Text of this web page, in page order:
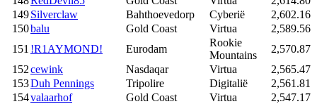
149Silverclaw Bahthoevedorp Cyberië
2,602.16
150balu Gold Coast Virtua
2,589.56
151 !R1AYMOND! Eurodam
Rookie
Mountains
2,570.87
152cewink Nasdaqar Virtua
2,565.47
153Duh Pennings Tripolire Digitalië
2,561.81
154valaarhof Gold Coast Virtua
2,547.17